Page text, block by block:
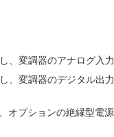
、変調器のアナログ入
、変調器のデジタル出
オプションの絶縁型電